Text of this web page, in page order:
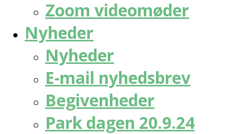
Zoom videomøder
Nyheder
Nyheder
E-mail nyhedsbrev
Begivenheder
Park dagen 20.9.24